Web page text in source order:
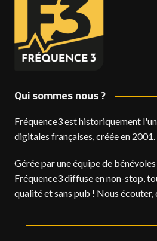
Qui sommes nous ?
Fréquence3 est historiquement
digitales françaises, créée en 2001.
Gérée par une équipe de
Fréquence3 diffuse en non-stop,
qualité et sans pub ! Nous